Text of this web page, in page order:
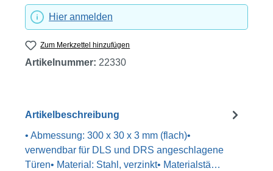
Hier anmelden
Zum Merkzettel hinzufügen
Artikelnummer: 22330
Artikelbeschreibung
• Abmessung: 300 x 30 x 3 mm (flach)•
verwendbar für DLS und DRS angeschlagene
Türen• Material: Stahl, verzinkt• Materialstä…